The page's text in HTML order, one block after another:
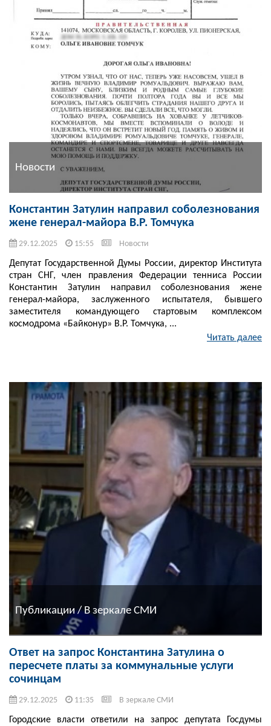
Новости
Константин Затулин направил соболезнования
жене генерал-майора В.Р. Томчука
29.12.2025 15:55 Новости
Депутат Государственной Думы России, директор Института
стран СНГ, член правления Федерации тенниса России
Константин Затулин направил соболезнования жене
генерал-майора, заслуженного испытателя, бывшего
заместителя командующего стартовым комплексом
космодрома «Байконур» В.Р. Томчука, ...
Читать далее
Публикации / В зеркале СМИ
Ответ на запрос Константина Затулина о
пересчете платы за коммунальные услуги
сочинцам
29.12.2025 11:35 В зеркале СМИ
Городские власти ответили на запрос депутата Госдумы